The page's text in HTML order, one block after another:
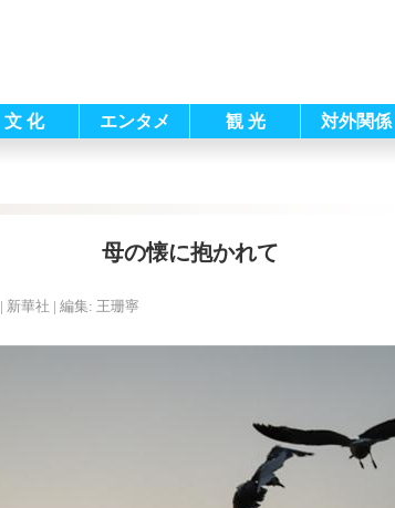
文 化 エンタメ 観 光 対外関係
母の懐に抱かれて
| 新華社 | 編集: 王珊寧